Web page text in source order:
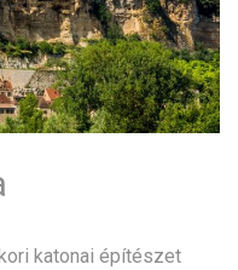
katonai építészet